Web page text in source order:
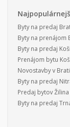
Byty na predaj
Byty na prenájom
Byty na predaj
Prenájom bytu
Novostavby v
Byty na predaj
Predaj bytov Žilina
Byty na predaj